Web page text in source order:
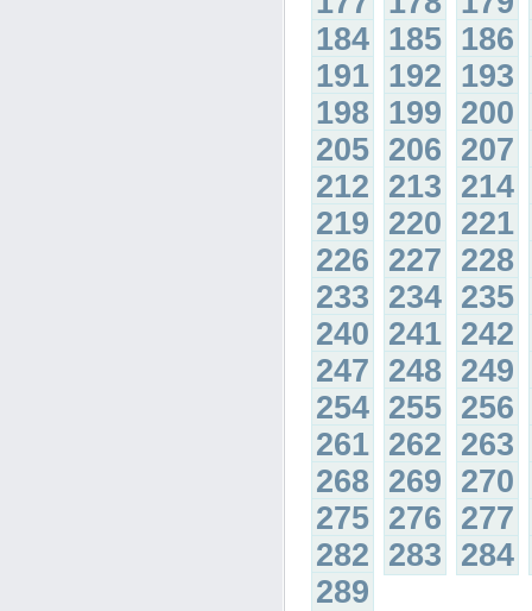
184 185 186
191 192 193
198 199 200
205 206 207
212 213 214
219 220 221
226 227 228
233 234 235
240 241 242
247 248 249
254 255 256
261 262 263
268 269 270
275 276 277
282 283 284
289